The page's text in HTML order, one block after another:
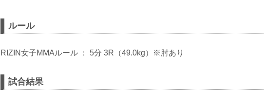
ルール
RIZIN女子MMAルール ： 5分 3R（49.0kg）※肘あり
試合結果